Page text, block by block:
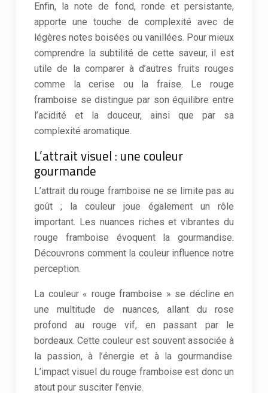
Enfin, la note de fond, ronde et persistante,
apporte une touche de complexité avec de
légères notes boisées ou vanillées. Pour mieux
comprendre la subtilité de cette saveur, il est
utile de la comparer à d’autres fruits rouges
comme la cerise ou la fraise. Le rouge
framboise se distingue par son équilibre entre
l’acidité et la douceur, ainsi que par sa
complexité aromatique.
L’attrait visuel : une couleur
gourmande
L’attrait du rouge framboise ne se limite pas au
goût ; la couleur joue également un rôle
important. Les nuances riches et vibrantes du
rouge framboise évoquent la gourmandise.
Découvrons comment la couleur influence notre
perception.
La couleur « rouge framboise » se décline en
une multitude de nuances, allant du rose
profond au rouge vif, en passant par le
bordeaux. Cette couleur est souvent associée à
la passion, à l’énergie et à la gourmandise.
L’impact visuel du rouge framboise est donc un
atout pour susciter l’envie.